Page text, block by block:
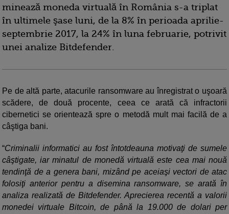
minează moneda virtuală în România s-a triplat
în ultimele şase luni, de la 8% în perioada aprilie-
septembrie 2017, la 24% în luna februarie, potrivit
unei analize Bitdefender.
Pe de altă parte, atacurile ransomware au înregistrat o uşoară
scădere, de două procente, ceea ce arată că infractorii
cibernetici se orientează spre o metodă mult mai facilă de a
câştiga bani.
“Criminalii informatici au fost întotdeauna motivaţi de sumele
câştigate, iar minatul de monedă virtuală este cea mai nouă
tendinţă de a genera bani, mizând pe aceiaşi vectori de atac
folosiţi anterior pentru a disemina ransomware, se arată în
analiza realizată de Bitdefender. Aprecierea recentă a valorii
monedei virtuale Bitcoin, de până la 19.000 de dolari per